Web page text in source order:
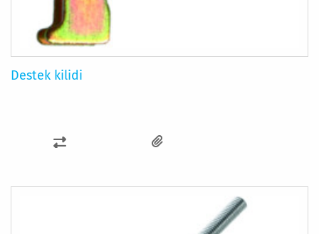
Destek kilidi
KARŞILAŞTIRMA
EKLE